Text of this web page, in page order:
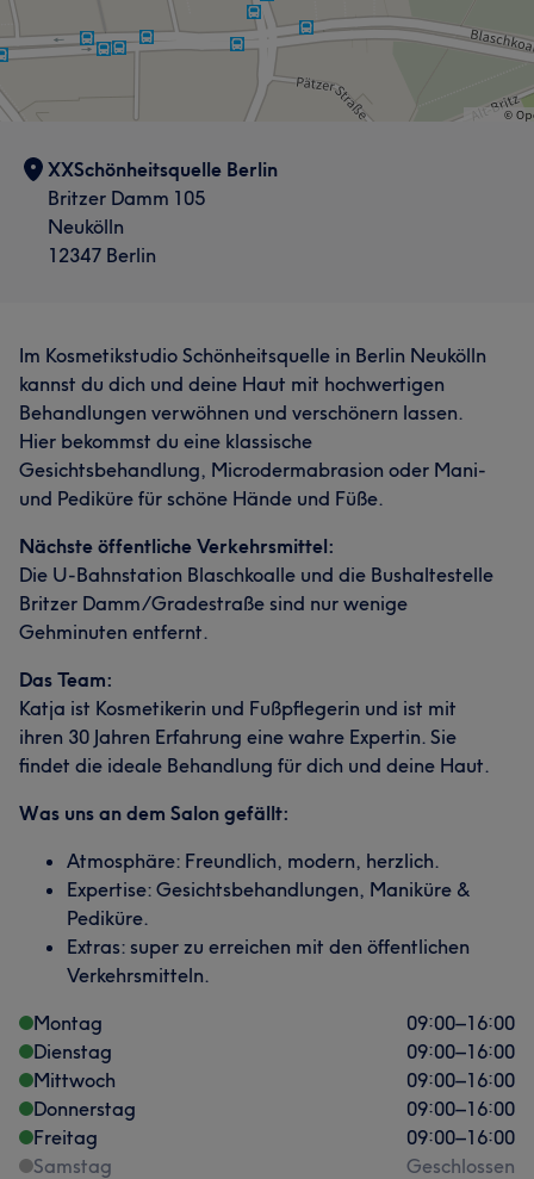
XXSchönheitsquelle Berlin
Britzer Damm 105
Neukölln
12347 Berlin
Im Kosmetikstudio Schönheitsquelle in Berlin Neukölln
kannst du dich und deine Haut mit hochwertigen
Behandlungen verwöhnen und verschönern lassen.
Hier bekommst du eine klassische
Gesichtsbehandlung, Microdermabrasion oder Mani-
und Pediküre für schöne Hände und Füße.
Nächste öffentliche Verkehrsmittel:
Die U-Bahnstation Blaschkoalle und die Bushaltestelle
Britzer Damm/Gradestraße sind nur wenige
Gehminuten entfernt.
Das Team:
Katja ist Kosmetikerin und Fußpflegerin und ist mit
ihren 30 Jahren Erfahrung eine wahre Expertin. Sie
findet die ideale Behandlung für dich und deine Haut.
Was uns an dem Salon gefällt:
Atmosphäre: Freundlich, modern, herzlich.
Expertise: Gesichtsbehandlungen, Maniküre &
Pediküre.
Extras: super zu erreichen mit den öffentlichen
Verkehrsmitteln.
Montag
09:00–16:00
Dienstag
09:00–16:00
Mittwoch
09:00–16:00
Donnerstag
09:00–16:00
Freitag
09:00–16:00
Samstag
Geschlossen